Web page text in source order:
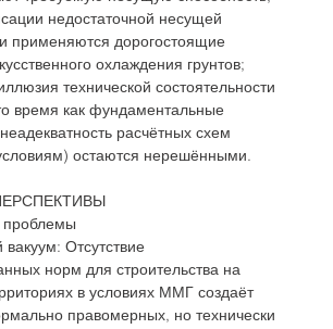
недостаточной несущей
применяются дорогостоящие
охлаждения грунтов;
технической состоятельности
время как фундаментальные
расчётных схем
остаются нерешёнными.
Отсутствие
норм для строительства на
в условиях ММГ создаёт
правомерных, но технически